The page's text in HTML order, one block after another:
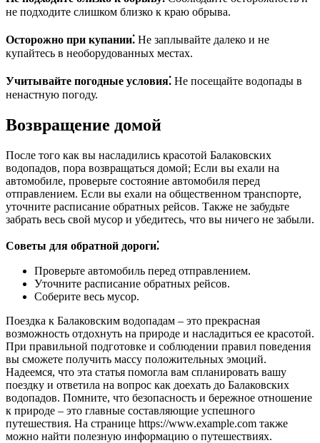
не подходите слишком близко к краю обрыва.
Осторожно при купании⁚ Не заплывайте далеко и не
купайтесь в необорудованных местах.
Учитывайте погодные условия⁚ Не посещайте водопады в
ненастную погоду.
Возвращение домой
После того как вы насладились красотой Балаковских
водопадов, пора возвращаться домой; Если вы ехали на
автомобиле, проверьте состояние автомобиля перед
отправлением. Если вы ехали на общественном транспорте,
уточните расписание обратных рейсов. Также не забудьте
забрать весь свой мусор и убедитесь, что вы ничего не забыли.
Советы для обратной дороги⁚
Проверьте автомобиль перед отправлением.
Уточните расписание обратных рейсов.
Соберите весь мусор.
Поездка к Балаковским водопадам – это прекрасная
возможность отдохнуть на природе и насладиться ее красотой.
При правильной подготовке и соблюдении правил поведения
вы сможете получить массу положительных эмоций.
Надеемся, что эта статья помогла вам спланировать вашу
поездку и ответила на вопрос как доехать до Балаковских
водопадов. Помните, что безопасность и бережное отношение
к природе – это главные составляющие успешного
путешествия. На странице https://www.example.com также
можно найти полезную информацию о путешествиях.